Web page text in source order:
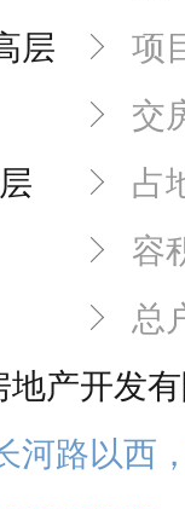
层 项
交
占
容
总
产开发有
以西，纵二路